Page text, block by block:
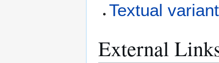
Textual
External